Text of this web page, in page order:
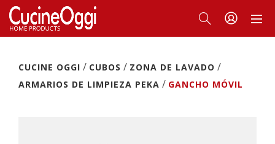
CUCINE OGGI / CUBOS / ZONA DE LAVADO /
ARMARIOS DE LIMPIEZA PEKA / GANCHO MÓVIL